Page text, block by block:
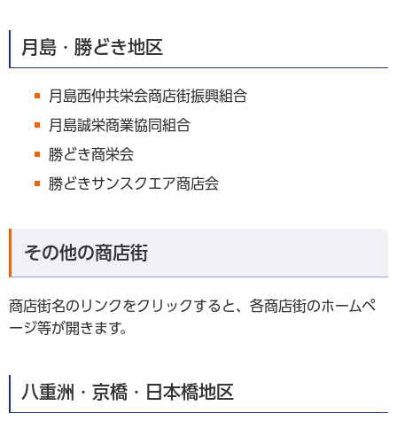
月島・勝どき地区
月島西仲共栄会商店街振興組合
月島誠栄商業協同組合
勝どき商栄会
勝どきサンスクエア商店会
その他の商店街
商店街名のリンクをクリックすると、各商店街のホームペ
ージ等が開きます。
八重洲・京橋・日本橋地区